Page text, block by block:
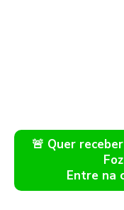
🚨 Quer
Entre na